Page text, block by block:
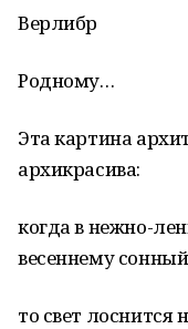
Верлибр
Родному…
Эта картина
архикрасива:
когда в нежно-
весеннему
то свет лоснится